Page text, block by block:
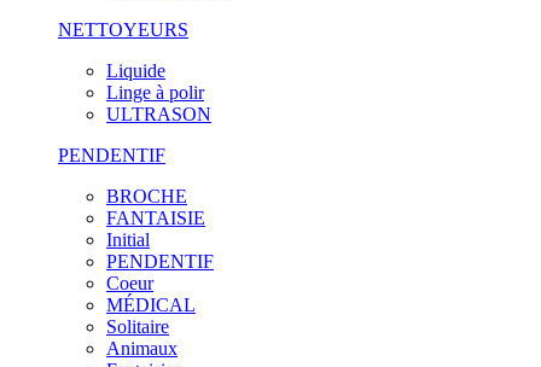
NETTOYEURS
Liquide
Linge à polir
ULTRASON
PENDENTIF
BROCHE
FANTAISIE
Initial
PENDENTIF
Coeur
MÉDICAL
Solitaire
Animaux